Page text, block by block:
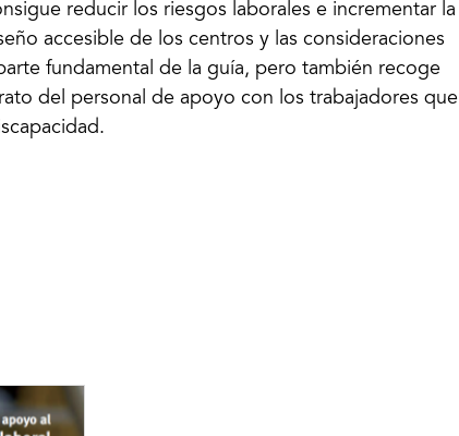
reducir los riesgos laborales e incrementar la
accesible de los centros y las consideraciones
fundamental de la guía, pero también recoge
del personal de apoyo con los trabajadores que